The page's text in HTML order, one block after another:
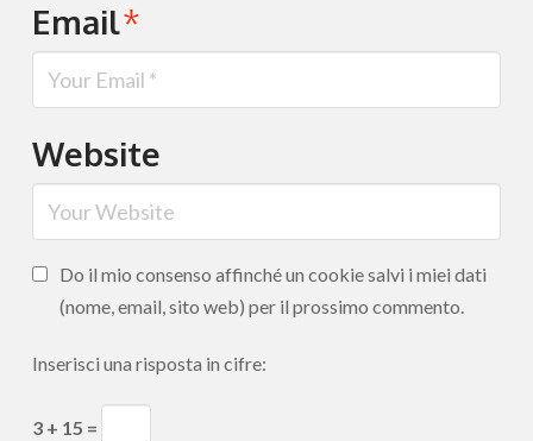
Email*
Website
Do il mio consenso affinché un cookie salvi i miei dati
(nome, email, sito web) per il prossimo commento.
Inserisci una risposta in cifre:
3 + 15 =